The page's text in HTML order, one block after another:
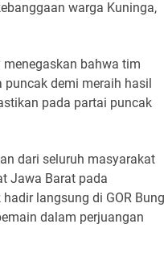
warga Kuninga,
menegaskan bahwa tim
demi meraih hasil
pada partai puncak
dari seluruh masyarakat
Jawa Barat pada
langsung di GOR Bung
dalam perjuangan